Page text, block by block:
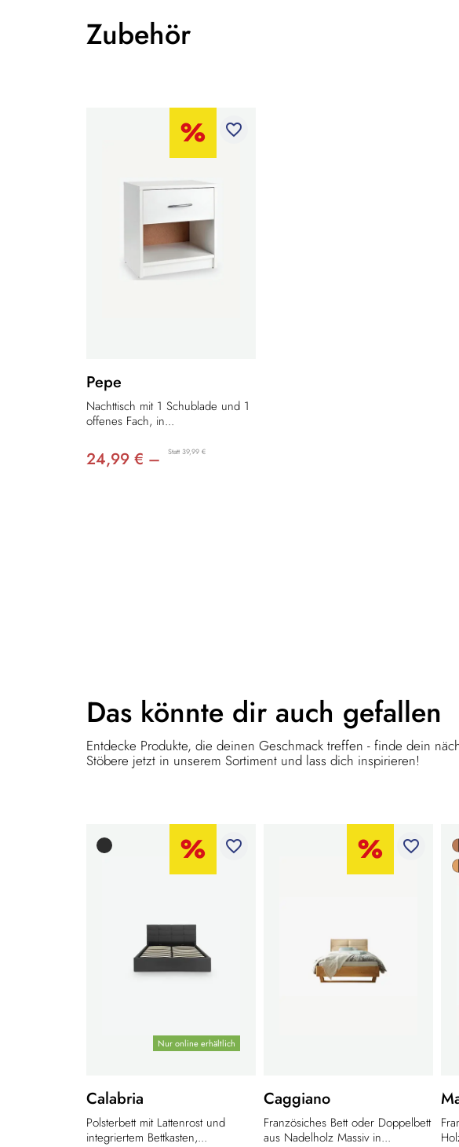
Zubehör
favorite_border
Pepe
Nachttisch mit 1 Schublade und 1
offenes Fach, in...
24,99 € – Statt 39,99 €
Das könnte dir auch gefallen
Entdecke Produkte, die deinen Geschmack treffen - finde dein
Stöbere jetzt in unserem Sortiment und lass dich inspirieren!
Nur online erhältlich
favorite_border
Calabria
Polsterbett mit Lattenrost und
integriertem Bettkasten,...
favorite_border
Caggiano
Französiches Bett oder Doppelbett
aus Nadelholz Massiv in...